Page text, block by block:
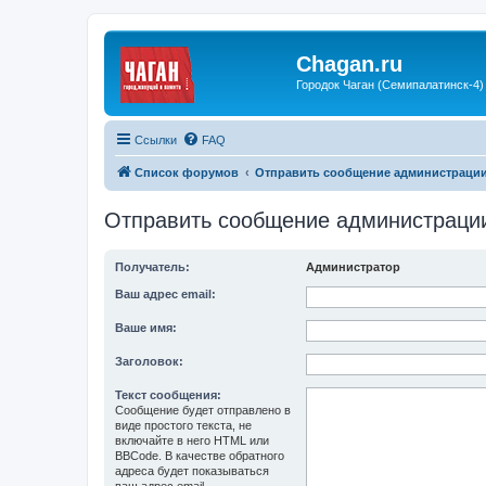
Chagan.ru
Городок Чаган (Семипалатинск-4)
Ссылки FAQ
Список форумов Отправить сообщение
Отправить сообщение
Получатель: Администратор
Ваш адрес email:
Ваше имя:
Заголовок:
Текст сообщения:
Сообщение будет отправлено в
виде простого текста, не
включайте в него HTML или
BBCode. В качестве обратного
адреса будет показываться